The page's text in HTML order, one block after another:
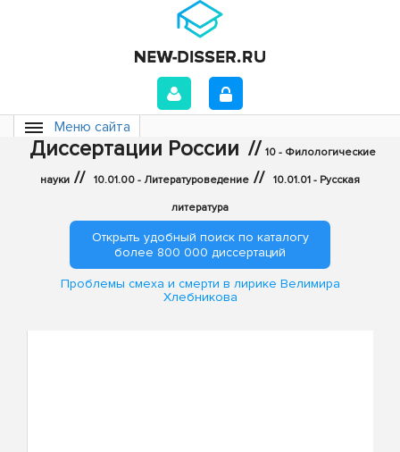
Меню сайта
Диссертации России // 10 - Филологические
науки // 10.01.00 - Литературоведение // 10.01.01 - Русская
литература
Открыть удобный поиск по каталогу
более 800 000 диссертаций
Проблемы смеха и смерти в лирике Велимира
Хлебникова